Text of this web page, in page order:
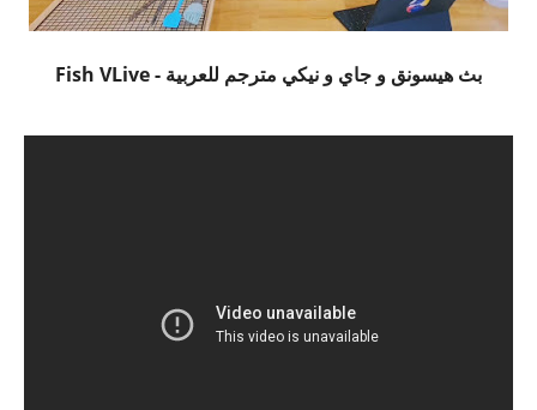
بث هيسونق و جاي و نيكي مترجم للعربية - Fish VLive